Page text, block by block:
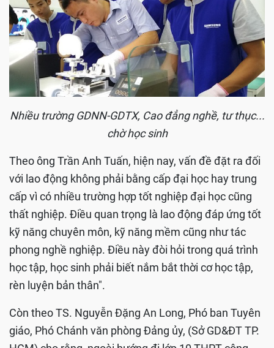
Nhiều trường GDNN-GDTX, Cao đẳng nghề, tư thục...
chờ học sinh
Theo ông Trần Anh Tuấn, hiện nay, vấn đề đặt ra đối
với lao động không phải bằng cấp đại học hay trung
cấp vì có nhiều trường hợp tốt nghiệp đại học cũng
thất nghiệp. Điều quan trọng là lao động đáp ứng tốt
kỹ năng chuyên môn, kỹ năng mềm cũng như tác
phong nghề nghiệp. Điều này đòi hỏi trong quá trình
học tập, học sinh phải biết nắm bắt thời cơ học tập,
rèn luyện bản thân".
Còn theoTS. Nguyễn Đặng An Long, Phó ban Tuyên
giáo, Phó Chánh văn phòng Đảng ủy, (Sở GD&ĐT TP.